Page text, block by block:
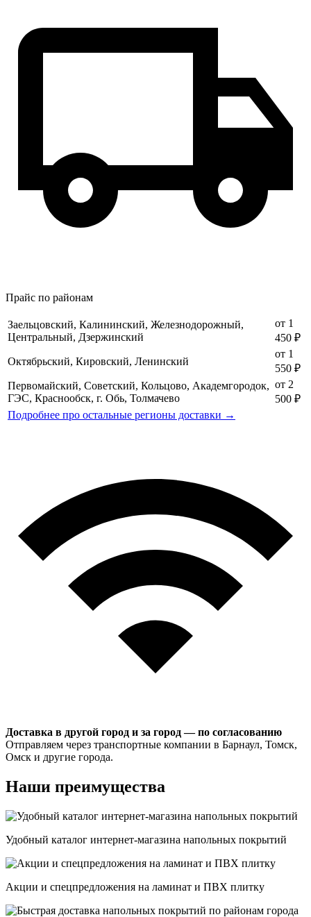
Прайс по районам
Заельцовский, Калининский, Железнодорожный,
Центральный, Дзержинский
от 1
450 ₽
Октябрьский, Кировский, Ленинский
от 1
550 ₽
Первомайский, Советский, Кольцово, Академгородок,
ГЭС, Краснообск, г. Обь, Толмачево
от 2
500 ₽
Подробнее про остальные регионы доставки →
Доставка в другой город и за город — по согласованию
Отправляем через транспортные компании в Барнаул, Томск,
Омск и другие города.
Наши преимущества
Удобный каталог интернет-магазина напольных покрытий
Акции и спецпредложения на ламинат и ПВХ плитку